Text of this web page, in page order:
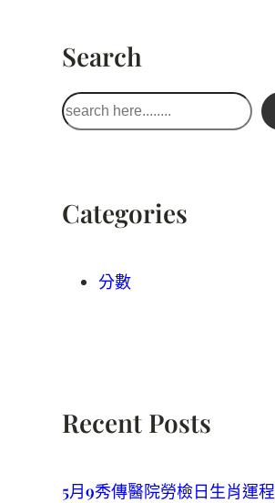
Search
搜
尋
Categories
分數
Recent Posts
5月9秀傳醫院勞檢日生肖運程